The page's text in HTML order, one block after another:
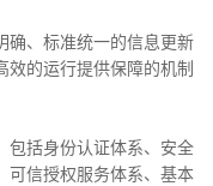
确、标准统一的信息更新
效的运行提供保障的机制
包括身份认证体系、安全
可信授权服务体系、基本